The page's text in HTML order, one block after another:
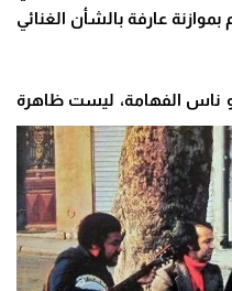
عارفة بالشأن الغنائي
ناس الفهامة، ليست ظاهرة